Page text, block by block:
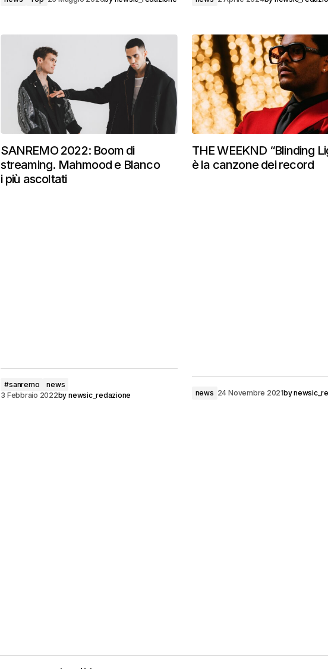
SANREMO 2022: Boom di
streaming. Mahmood e Blanco
i più ascoltati
#sanremo
news
3 Febbraio 2022by newsic_redazione
THE WEEKND “Blinding
è la canzone dei record
news 24 Novembre 2021by